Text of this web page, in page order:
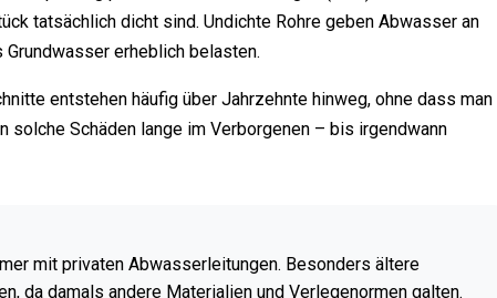
tatsächlich dicht sind. Undichte Rohre geben Abwasser an
erheblich belasten.
entstehen häufig über Jahrzehnte hinweg, ohne dass man
Schäden lange im Verborgenen – bis irgendwann
mit privaten Abwasserleitungen. Besonders ältere
da damals andere Materialien und Verlegenormen galten.